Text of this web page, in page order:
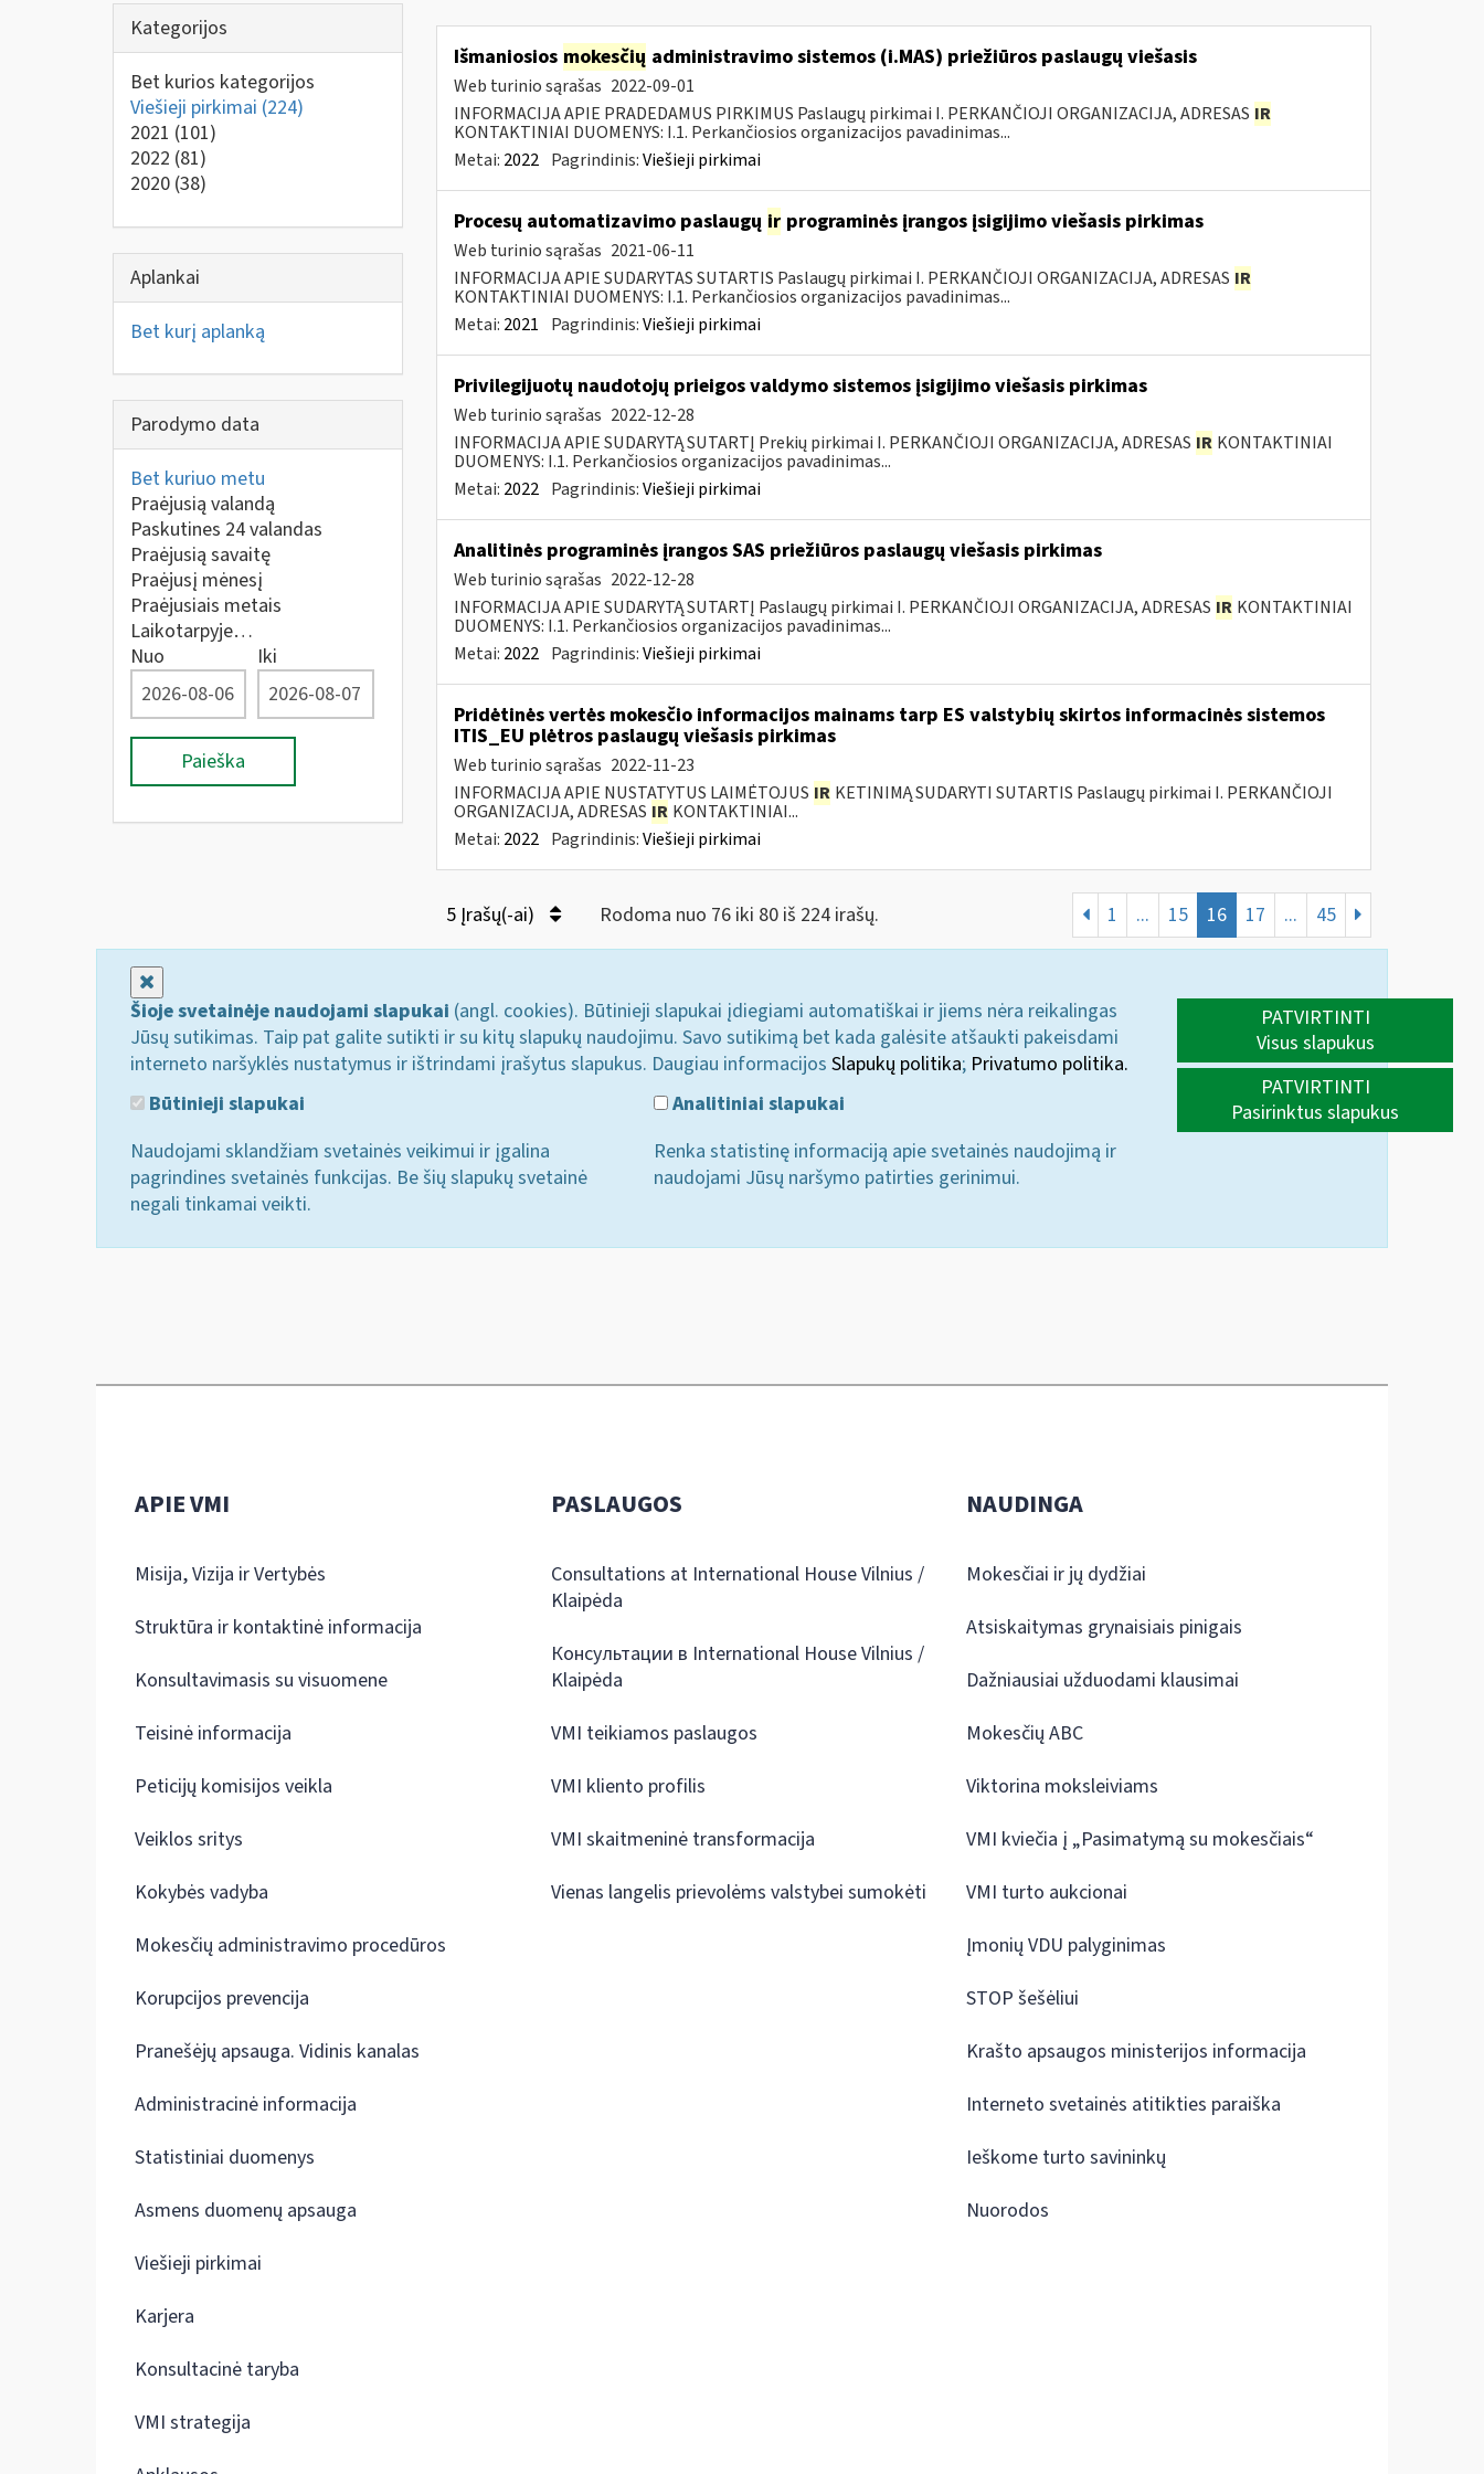
Kategorijos
Bet kurios kategorijos
Viešieji pirkimai (224)
2021 (101)
2022 (81)
2020 (38)
Aplankai
Bet kurį aplanką
Parodymo data
Bet kuriuo metu
Praėjusią valandą
Paskutines 24 valandas
Praėjusią savaitę
Praėjusį mėnesį
Praėjusiais metais
Laikotarpyje…
Nuo
Iki
Paieška
Išmaniosios mokesčių administravimo sistemos (i.MAS) priežiūros paslaugų viešasis
Web turinio sąrašas 2022-09-01
INFORMACIJA APIE PRADEDAMUS PIRKIMUS Paslaugų pirkimai I. PERKANČIOJI ORGANIZACIJA, ADRESAS IR
KONTAKTINIAI DUOMENYS: I.1. Perkančiosios organizacijos pavadinimas...
Metai: 2022 Pagrindinis:Viešieji pirkimai
Procesų automatizavimo paslaugų irprograminės įrangos įsigijimo viešasis pirkimas
Web turinio sąrašas 2021-06-11
INFORMACIJA APIE SUDARYTAS SUTARTIS Paslaugų pirkimai I. PERKANČIOJI ORGANIZACIJA, ADRESAS IR
KONTAKTINIAI DUOMENYS: I.1. Perkančiosios organizacijos pavadinimas...
Metai: 2021 Pagrindinis:Viešieji pirkimai
Privilegijuotų naudotojų prieigos valdymo sistemos įsigijimo viešasis pirkimas
Web turinio sąrašas 2022-12-28
INFORMACIJA APIE SUDARYTĄ SUTARTĮ Prekių pirkimai I. PERKANČIOJI ORGANIZACIJA, ADRESAS IR KONTAKTINIAI
DUOMENYS: I.1. Perkančiosios organizacijos pavadinimas...
Metai: 2022 Pagrindinis:Viešieji pirkimai
Analitinės programinės įrangos SAS priežiūros paslaugų viešasis pirkimas
Web turinio sąrašas 2022-12-28
INFORMACIJA APIE SUDARYTĄ SUTARTĮ Paslaugų pirkimai I. PERKANČIOJI ORGANIZACIJA, ADRESAS IR KONTAKTINIAI
DUOMENYS: I.1. Perkančiosios organizacijos pavadinimas...
Metai: 2022 Pagrindinis:Viešieji pirkimai
Pridėtinės vertės mokesčio informacijos mainams tarp ES valstybių skirtos informacinės sistemos
ITIS_EU plėtros paslaugų viešasis pirkimas
Web turinio sąrašas 2022-11-23
INFORMACIJA APIE NUSTATYTUS LAIMĖTOJUS IR KETINIMĄ SUDARYTI SUTARTIS Paslaugų pirkimai I. PERKANČIOJI
ORGANIZACIJA, ADRESAS IR KONTAKTINIAI...
Metai: 2022 Pagrindinis:Viešieji pirkimai
5 Įrašų(-ai) Rodoma nuo 76 iki 80 iš 224 irašų. 1 ... 15 16 17 ... 45
Šioje svetainėje naudojami slapukai (angl. cookies). Būtinieji slapukai įdiegiami automatiškai ir jiems nėra reikalingas
Jūsų sutikimas. Taip pat galite sutikti ir su kitų slapukų naudojimu. Savo sutikimą bet kada galėsite atšaukti pakeisdami
interneto naršyklės nustatymus ir ištrindami įrašytus slapukus. Daugiau informacijos Slapukų politika; Privatumo politika.
Būtinieji slapukai
Naudojami sklandžiam svetainės veikimui ir įgalina
pagrindines svetainės funkcijas. Be šių slapukų svetainė
negali tinkamai veikti.
Analitiniai slapukai
Renka statistinę informaciją apie svetainės naudojimą ir
naudojami Jūsų naršymo patirties gerinimui.
PATVIRTINTI
Visus slapukus
PATVIRTINTI
Pasirinktus slapukus
APIE VMI
Misija, Vizija ir Vertybės
Struktūra ir kontaktinė informacija
Konsultavimasis su visuomene
Teisinė informacija
Peticijų komisijos veikla
Veiklos sritys
Kokybės vadyba
Mokesčių administravimo procedūros
Korupcijos prevencija
Pranešėjų apsauga. Vidinis kanalas
Administracinė informacija
Statistiniai duomenys
Asmens duomenų apsauga
Viešieji pirkimai
Karjera
Konsultacinė taryba
VMI strategija
PASLAUGOS
Consultations at International House Vilnius /
Klaipėda
Консультации в International House Vilnius /
Klaipėda
VMI teikiamos paslaugos
VMI kliento profilis
VMI skaitmeninė transformacija
Vienas langelis prievolėms valstybei sumokėti
NAUDINGA
Mokesčiai ir jų dydžiai
Atsiskaitymas grynaisiais pinigais
Dažniausiai užduodami klausimai
Mokesčių ABC
Viktorina moksleiviams
VMI kviečia į „Pasimatymą su mokesčiais“
VMI turto aukcionai
Įmonių VDU palyginimas
STOP šešėliui
Krašto apsaugos ministerijos informacija
Interneto svetainės atitikties paraiška
Ieškome turto savininkų
Nuorodos